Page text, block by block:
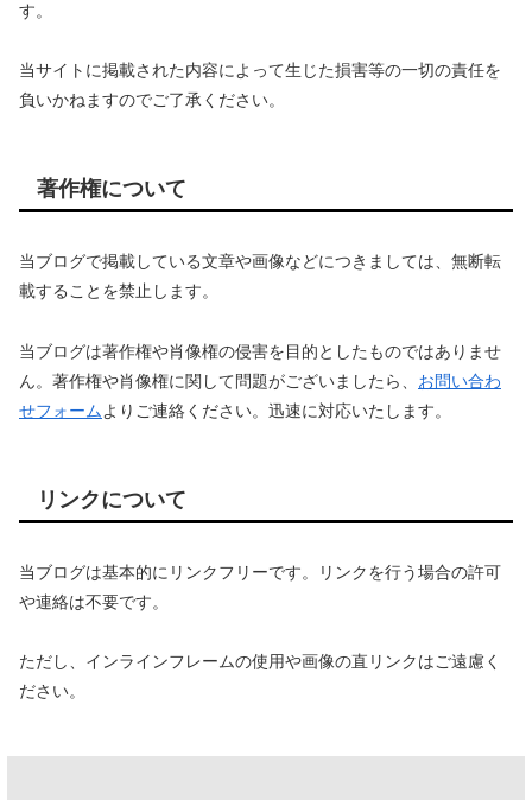
す。
当サイトに掲載された内容によって生じた損害等の一切の責任を
負いかねますのでご了承ください。
著作権について
当ブログで掲載している文章や画像などにつきましては、無断転
載することを禁止します。
当ブログは著作権や肖像権の侵害を目的としたものではありませ
ん。著作権や肖像権に関して問題がございましたら、 お問い合わ
せフォームよりご連絡ください。迅速に対応いたします。
リンクについて
当ブログは基本的にリンクフリーです。リンクを行う場合の許可
や連絡は不要です。
ただし、インラインフレームの使用や画像の直リンクはご遠慮く
ださい。